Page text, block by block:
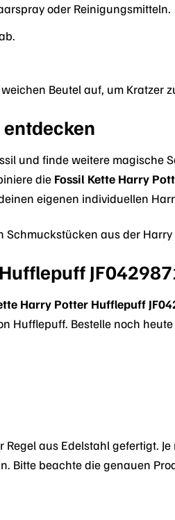
oder Reinigungsmitteln.
Beutel auf, um Kratzer
und finde weitere magische
die Fossil Kette Harry
eigenen individuellen
aus der Harry
Harry Potter Hufflepuff
Hufflepuff. Bestelle noch
Regel aus Edelstahl gefertigt.
Bitte beachte die genauen